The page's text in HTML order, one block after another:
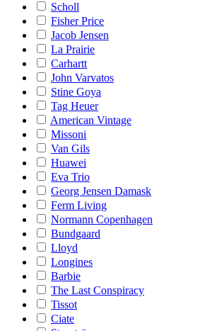
Scholl
Fisher Price
Jacob Jensen
La Prairie
Carhartt
John Varvatos
Stine Goya
Tag Heuer
American Vintage
Missoni
Van Gils
Huawei
Eva Trio
Georg Jensen Damask
Ferm Living
Normann Copenhagen
Bundgaard
Lloyd
Longines
Barbie
The Last Conspiracy
Tissot
Ciate